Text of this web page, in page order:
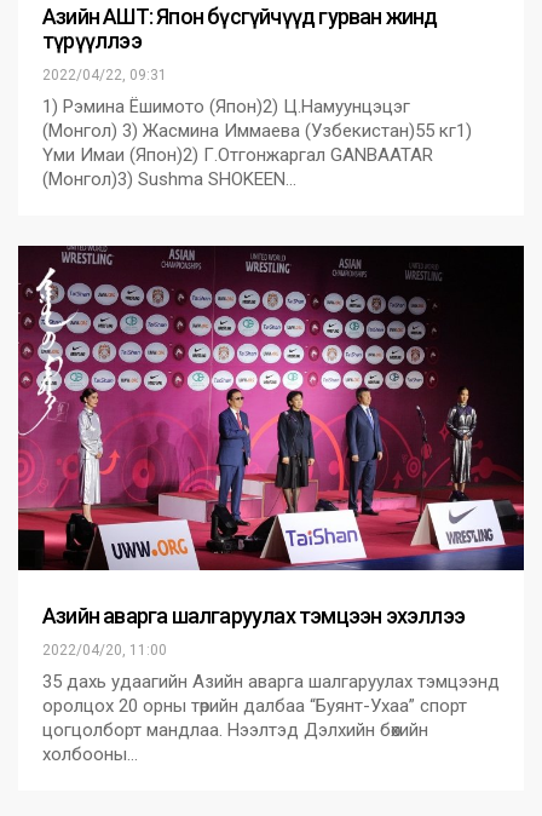
Азийн АШТ: Япон бүсгүйчүүд гурван жинд
түрүүллээ
2022/04/22, 09:31
1) Рэмина Ёшимото (Япон)2) Ц.Намуунцэцэг
(Mонгол) 3) Жасмина Иммаева (Узбекистан)55 кг1)
Үми Имаи (Япон)2) Г.Отгонжаргал GANBAATAR
(Mонгол)3) Sushma SHOKEEN…
Азийн аварга шалгаруулах тэмцээн эхэллээ
2022/04/20, 11:00
35 дахь удаагийн Азийн аварга шалгаруулах тэмцээнд
оролцох 20 орны төрийн далбаа “Буянт-Ухаа” спорт
цогцолборт мандлаа. Нээлтэд Дэлхийн бөхийн
холбооны…